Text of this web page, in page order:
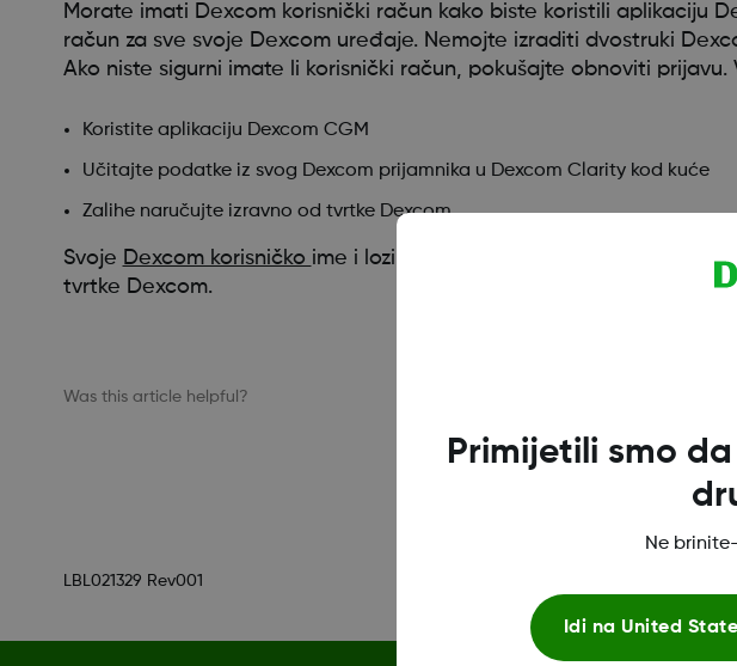
Morate imati Dexcom korisnički račun kako biste koristili aplikaciju
račun za sve svoje Dexcom uređaje. Nemojte izraditi dvostruki
Ako niste sigurni imate li korisnički račun, pokušajte obnoviti
Koristite aplikaciju Dexcom CGM
Učitajte podatke iz svog Dexcom prijamnika u Dexcom Clarity kod kuće
Zalihe naručujte izravno od tvrtke Dexcom
Svoje Dexcom korisničko ime i lozinku možete vratit na izvorne
tvrtke Dexcom.
Was this article helpful?
LBL021329 Rev001
Primijetili smo
Ne
Idi na United